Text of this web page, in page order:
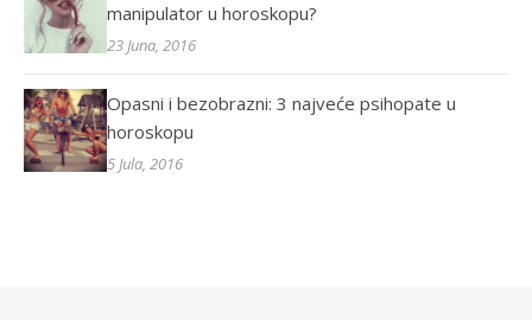
manipulator u horoskopu?
23 Juna, 2016
Opasni i bezobrazni: 3 najveće psihopate u
horoskopu
5 Jula, 2016